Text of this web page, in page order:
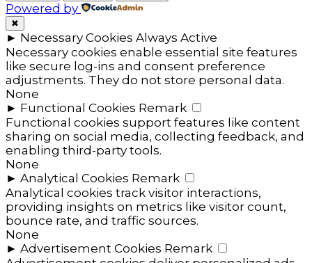
Powered by
✖
► Necessary Cookies Always Active
Necessary cookies enable essential site features
like secure log-ins and consent preference
adjustments. They do not store personal data.
None
► Functional Cookies Remark
Functional cookies support features like content
sharing on social media, collecting feedback, and
enabling third-party tools.
None
► Analytical Cookies Remark
Analytical cookies track visitor interactions,
providing insights on metrics like visitor count,
bounce rate, and traffic sources.
None
► Advertisement Cookies Remark